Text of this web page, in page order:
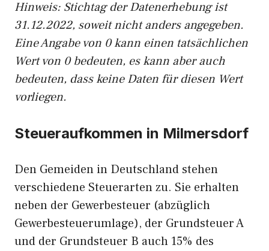
Hinweis: Stichtag der Datenerhebung ist
31.12.2022, soweit nicht anders angegeben.
Eine Angabe von 0 kann einen tatsächlichen
Wert von 0 bedeuten, es kann aber auch
bedeuten, dass keine Daten für diesen Wert
vorliegen.
Steueraufkommen in Milmersdorf
Den Gemeiden in Deutschland stehen
verschiedene Steuerarten zu. Sie erhalten
neben der Gewerbesteuer (abzüglich
Gewerbesteuerumlage), der Grundsteuer A
und der Grundsteuer B auch 15% des